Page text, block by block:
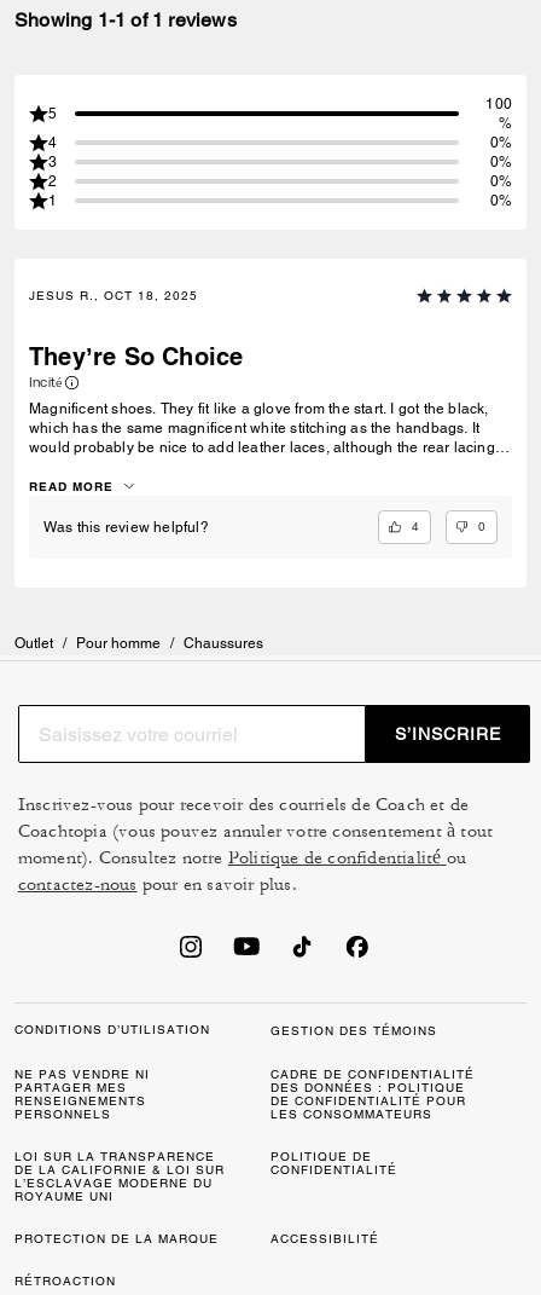
Showing 1-1 of 1 reviews
5
100
%
4
0%
3
0%
2
0%
1
0%
JESUS R., OCT 18, 2025
They’re So Choice
Incité
Magnificent shoes. They fit like a glove from the start. I got the black,
which has the same magnificent white stitching as the handbags. It
would probably be nice to add leather laces, although the rear lacing is
READ MORE
Was this review helpful? 4 0
Outlet / Pour homme / Chaussures
S’INSCRIRE
Inscrivez-vous pour recevoir des courriels de Coach et de
Coachtopia (vous pouvez annuler votre consentement à tout
moment). Consultez notre Politique de confidentialité ou
contactez-nous pour en savoir plus.
CONDITIONS D’UTILISATION GESTION DES TÉMOINS
NE PAS VENDRE NI
PARTAGER MES
RENSEIGNEMENTS
PERSONNELS
CADRE DE CONFIDENTIALITÉ
DES DONNÉES : POLITIQUE
DE CONFIDENTIALITÉ POUR
LES CONSOMMATEURS
LOI SUR LA TRANSPARENCE
DE LA CALIFORNIE & LOI SUR
L’ESCLAVAGE MODERNE DU
ROYAUME UNI
POLITIQUE DE
CONFIDENTIALITÉ
PROTECTION DE LA MARQUE ACCESSIBILITÉ
RÉTROACTION